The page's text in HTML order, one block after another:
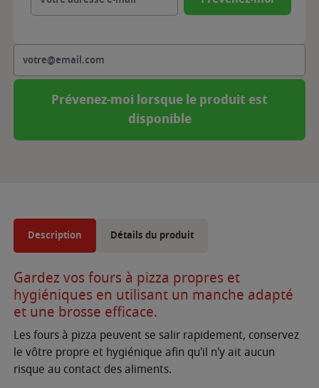
Prévenez-moi lorsque le produit est
disponible
Description Détails du produit
Gardez vos fours à pizza propres et
hygiéniques en utilisant un manche adapté
et une brosse efficace.
Les fours à pizza peuvent se salir rapidement, conservez
le vôtre propre et hygiénique afin qu'il n'y ait aucun
risque au contact des aliments.